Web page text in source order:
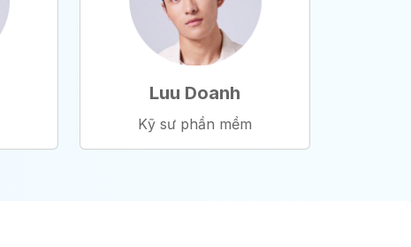
Luu Doanh
Kỹ sư phần mềm